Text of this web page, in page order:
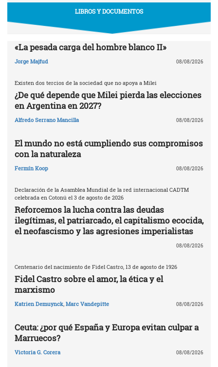
LIBROS Y DOCUMENTOS
«La pesada carga del hombre blanco II»
Jorge Majfud 08/08/2026
Existen dos tercios de la sociedad que no apoya a Milei
¿De qué depende que Milei pierda las elecciones
en Argentina en 2027?
Alfredo Serrano Mancilla 08/08/2026
El mundo no está cumpliendo sus compromisos
con la naturaleza
Fermín Koop 08/08/2026
Declaración de la Asamblea Mundial de la red internacional CADTM
celebrada en Cotonú el 3 de agosto de 2026
Reforcemos la lucha contra las deudas
ilegítimas, el patriarcado, el capitalismo ecocida,
el neofascismo y las agresiones imperialistas
08/08/2026
Centenario del nacimiento de Fidel Castro, 13 de agosto de 1926
Fidel Castro sobre el amor, la ética y el
marxismo
Katrien Demuynck, Marc Vandepitte 08/08/2026
Ceuta: ¿por qué España y Europa evitan culpar a
Marruecos?
Victoria G. Corera 08/08/2026